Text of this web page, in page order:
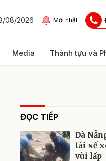
08/2026 Mới nhất
Media Thành tựu và
ĐỌC TIẾP
Đà
tài xế
vùi lấp